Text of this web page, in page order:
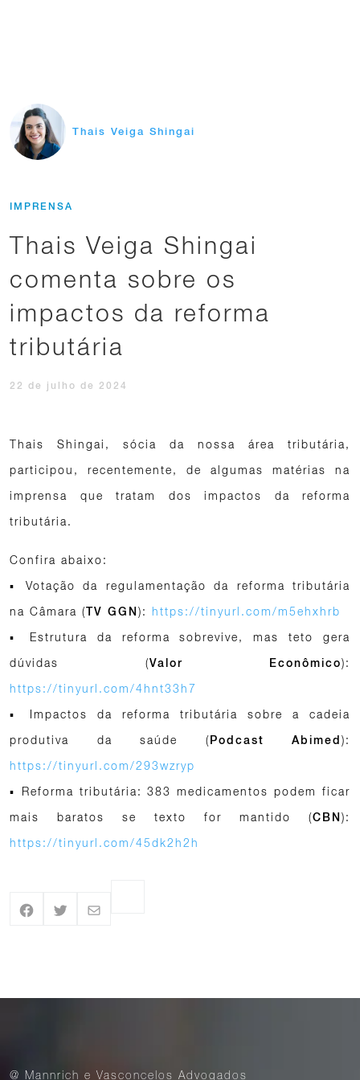
Thais Veiga Shingai
IMPRENSA
Thais Veiga Shingai
comenta sobre os
impactos da reforma
tributária
22 de julho de 2024
Thais Shingai, sócia da nossa área tributária,
participou, recentemente, de algumas matérias na
imprensa que tratam dos impactos da reforma
tributária.
Confira abaixo:
▪ Votação da regulamentação da reforma tributária
na Câmara (TV GGN ): https://tinyurl.com/m5ehxhrb
▪ Estrutura da reforma sobrevive, mas teto gera
dúvidas (Valor Econômico):
https://tinyurl.com/4hnt33h7
▪ Impactos da reforma tributária sobre a cadeia
produtiva da saúde (Podcast Abimed ):
https://tinyurl.com/293wzryp
▪ Reforma tributária: 383 medicamentos podem ficar
mais baratos se texto for mantido (CBN ):
https://tinyurl.com/45dk2h2h
@ Mannrich e Vasconcelos Advogados